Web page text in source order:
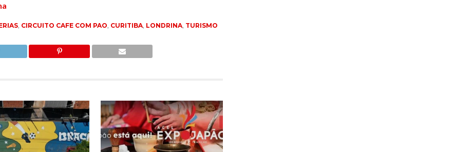
, CIRCUITO CAFE COM PAO, CURITIBA, LONDRINA, TURISMO